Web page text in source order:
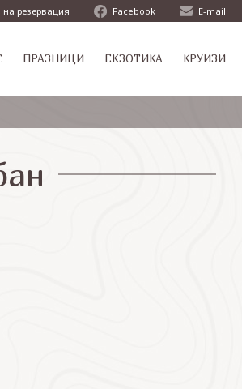
на резервация Facebook E-mail
ПРАЗНИЦИ ЕКЗОТИКА КРУИЗИ